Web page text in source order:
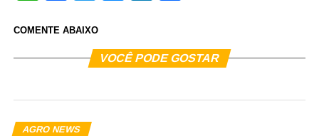
COMENTE ABAIXO
VOCÊ PODE GOSTAR
AGRO NEWS